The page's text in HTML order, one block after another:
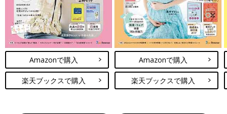
Amazonで購入
楽天ブックスで購入
Amazonで購入
楽天ブックスで購入